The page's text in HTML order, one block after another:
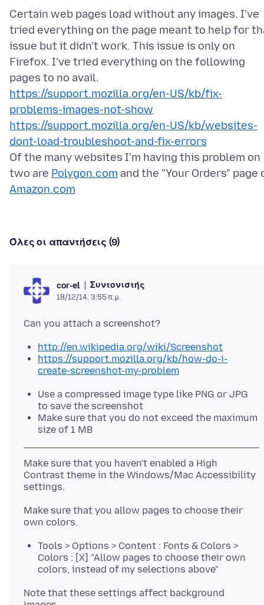
Certain web pages load without any images. I've
tried everything on the page meant to help for
issue but it didn't work. This issue is only on
Firefox. I've tried everything on the following
https://support.mozilla.org/en-US/kb/fix-
problems-images-not-show
https://support.mozilla.org/en-US/kb/websites-
dont-load-troubleshoot-and-fix-errors
Of the many websites I'm having this problem on
two are Polygon.com and the "Your Orders" page
Amazon.com
Όλες οι απαντήσεις (9)
cor-el Συντονιστής
18/12/14, 3:55 π.μ.
http://en.wikipedia.org/wiki/Screenshot
https://support.mozilla.org/kb/how-do-i-
create-screenshot-my-problem
Use a compressed image type like PNG or JPG
to save the screenshot
Make sure that you do not exceed the maximum
size of 1 MB
Make sure that you haven't enabled a High
Contrast theme in the Windows/Mac Accessibility
Make sure that you allow pages to choose their
Tools > Options > Content : Fonts & Colors >
Colors : [X] "Allow pages to choose their own
colors, instead of my selections above"
Note that these settings affect background